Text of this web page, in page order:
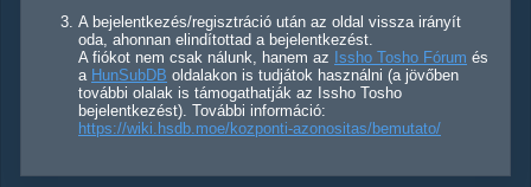
A bejelentkezés/regisztráció után az oldal vissza irányít
oda, ahonnan elindítottad a bejelentkezést.
A fiókot nem csak nálunk, hanem az Issho Tosho Fórum és
a HunSubDB oldalakon is tudjátok használni (a jövőben
további olalak is támogathatják az Issho Tosho
bejelentkezést). További információ:
https://wiki.hsdb.moe/kozponti-azonositas/bemutato/